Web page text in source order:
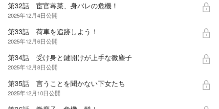
第32話 宦官蓴菜、身バレの危機！
2025年12月4日公開
第33話 荷車を追跡しよう！
2025年12月6日公開
第34話 受け身と鍵開けが上手な微塵子
2025年12月8日公開
第35話 言うことを聞かない下女たち
2025年12月10日公開